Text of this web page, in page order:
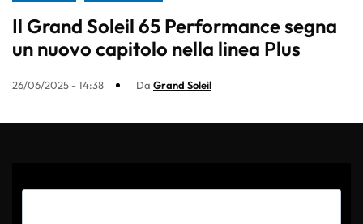
Il Grand Soleil 65 Performance segna
un nuovo capitolo nella linea Plus
26/06/2025 - 14:38 Da Grand Soleil